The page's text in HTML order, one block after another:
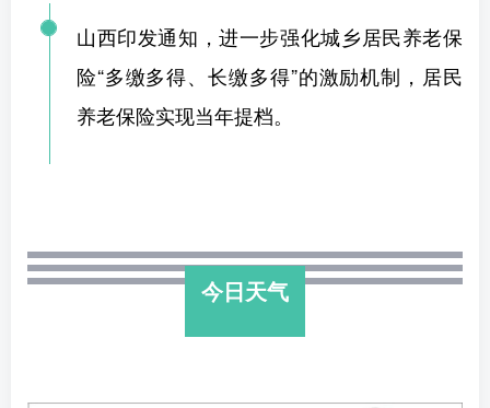
山西印发通知，进一步强化城乡居民养老保
险“多缴多得、长缴多得”的激励机制，居民
养老保险实现当年提档。
今日天气